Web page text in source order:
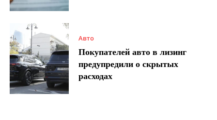
Авто
Покупателей авто в лизинг
предупредили о скрытых
расходах